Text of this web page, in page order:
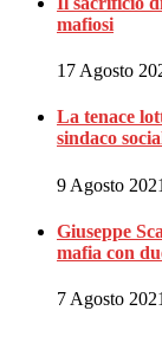
mafiosi
17 Agosto
La tenace
sindaco
9 Agosto 2021
Giuseppe
mafia con
7 Agosto 2021